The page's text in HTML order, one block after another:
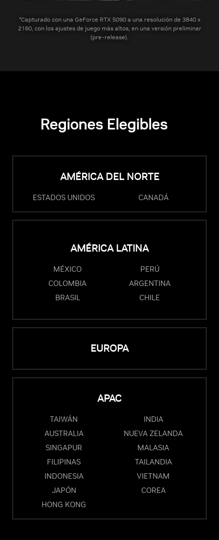
*Capturado con una GeForce RTX 5090 a una resolución de 3840 x
2160, con los ajustes de juego más altos, en una versión preliminar
(pre-release).
Regiones Elegibles
AMÉRICA DEL NORTE
ESTADOS UNIDOS CANADÁ
AMÉRICA LATINA
MÉXICO
PERÚ
COLOMBIA
ARGENTINA
BRASIL
CHILE
EUROPA
APAC
TAIWÁN
INDIA
AUSTRALIA
NUEVA ZELANDA
SINGAPUR
MALASIA
FILIPINAS
TAILANDIA
INDONESIA
VIETNAM
JAPÓN
COREA
HONG KONG